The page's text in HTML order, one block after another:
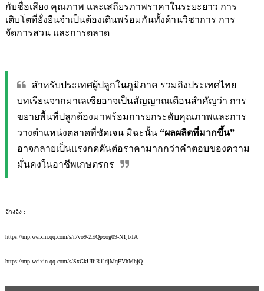
กับชื่อเสียง คุณภาพ และเสถียรภาพราคาในระยะยาว การ
เติบโตที่ยั่งยืนจำเป็นต้องเดินพร้อมกันทั้งด้านวิชาการ การ
จัดการสวน และการตลาด
สำหรับประเทศผู้ปลูกในภูมิภาค รวมถึงประเทศไทย
บทเรียนจากมาเลเซียอาจเป็นสัญญาณเตือนสำคัญว่า การ
ขยายพื้นที่ปลูกต้องมาพร้อมการยกระดับคุณภาพและการ
วางตำแหน่งตลาดที่ชัดเจน มิฉะนั้น “ผลผลิตที่มากขึ้น”
อาจกลายเป็นแรงกดดันต่อราคามากกว่าคำตอบของความ
มั่นคงในอาชีพเกษตรกร
อ้างอิง :
https://mp.weixin.qq.com/s/r7vo9-ZEQpxog09-N1jbTA
https://mp.weixin.qq.com/s/SxGkUIiiR1ldjMqFVhMhjQ